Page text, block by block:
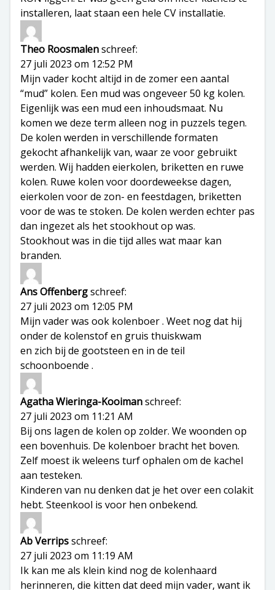
installeren, laat staan een hele CV installatie.
Theo Roosmalenschreef:
27 juli 2023 om 12:52 PM
Mijn vader kocht altijd in de zomer een aantal
“mud” kolen. Een mud was ongeveer 50 kg kolen.
Eigenlijk was een mud een inhoudsmaat. Nu
komen we deze term alleen nog in puzzels tegen.
De kolen werden in verschillende formaten
gekocht afhankelijk van, waar ze voor gebruikt
werden. Wij hadden eierkolen, briketten en ruwe
kolen. Ruwe kolen voor doordeweekse dagen,
eierkolen voor de zon- en feestdagen, briketten
voor de was te stoken. De kolen werden echter pas
dan ingezet als het stookhout op was.
Stookhout was in die tijd alles wat maar kan
branden.
Ans Offenbergschreef:
27 juli 2023 om 12:05 PM
Mijn vader was ook kolenboer . Weet nog dat hij
onder de kolenstof en gruis thuiskwam
en zich bij de gootsteen en in de teil
schoonboende .
Agatha Wieringa-Kooimanschreef:
27 juli 2023 om 11:21 AM
Bij ons lagen de kolen op zolder. We woonden op
een bovenhuis. De kolenboer bracht het boven.
Zelf moest ik weleens turf ophalen om de kachel
aan testeken.
Kinderen van nu denken dat je het over een colakit
hebt. Steenkool is voor hen onbekend.
Ab Verripsschreef:
27 juli 2023 om 11:19 AM
Ik kan me als klein kind nog de kolenhaard
herinneren, die kitten dat deed mijn vader, want ik